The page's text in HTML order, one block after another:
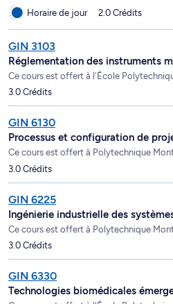
Horaire de jour
2.0 Crédits
GIN 3103
Réglementation des instruments
Ce cours est offert à l'École
3.0 Crédits
GIN 6130
Processus et configuration de
Ce cours est offert à Polytechnique
3.0 Crédits
GIN 6225
Ingénierie industrielle des
Ce cours est offert à Polytechnique
3.0 Crédits
GIN 6330
Technologies biomédicales